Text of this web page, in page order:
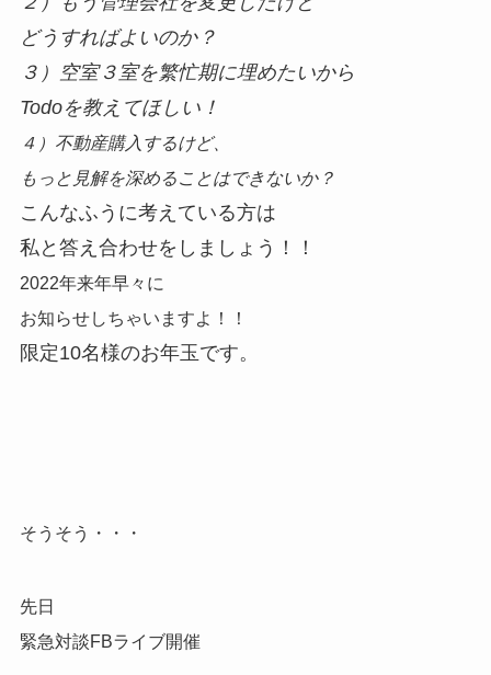
どうすればよいのか？
３）空室３室を繁忙期に埋めたいから
Todoを教えてほしい！
４）不動産購入するけど、
もっと見解を深めることはできないか？
こんなふうに考えている方は
私と答え合わせをしましょう！！
2022年来年早々に
お知らせしちゃいますよ！！
限定10名様のお年玉です。
そうそう・・・
先日
緊急対談FBライブ開催